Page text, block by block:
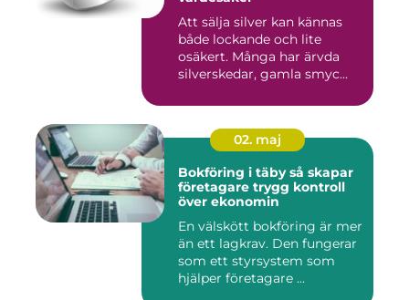
Att sälja silver kan kännas
både lockande och lite
osäkert. Många har ärvda
silverskedar, gamla smyc...
02. maj
Bokföring i täby så skapar
företagare trygg kontroll
över ekonomin
En välskött bokföring är mer
än ett lagkrav. Den fungerar
som ett styrsystem som
hjälper företagare ...